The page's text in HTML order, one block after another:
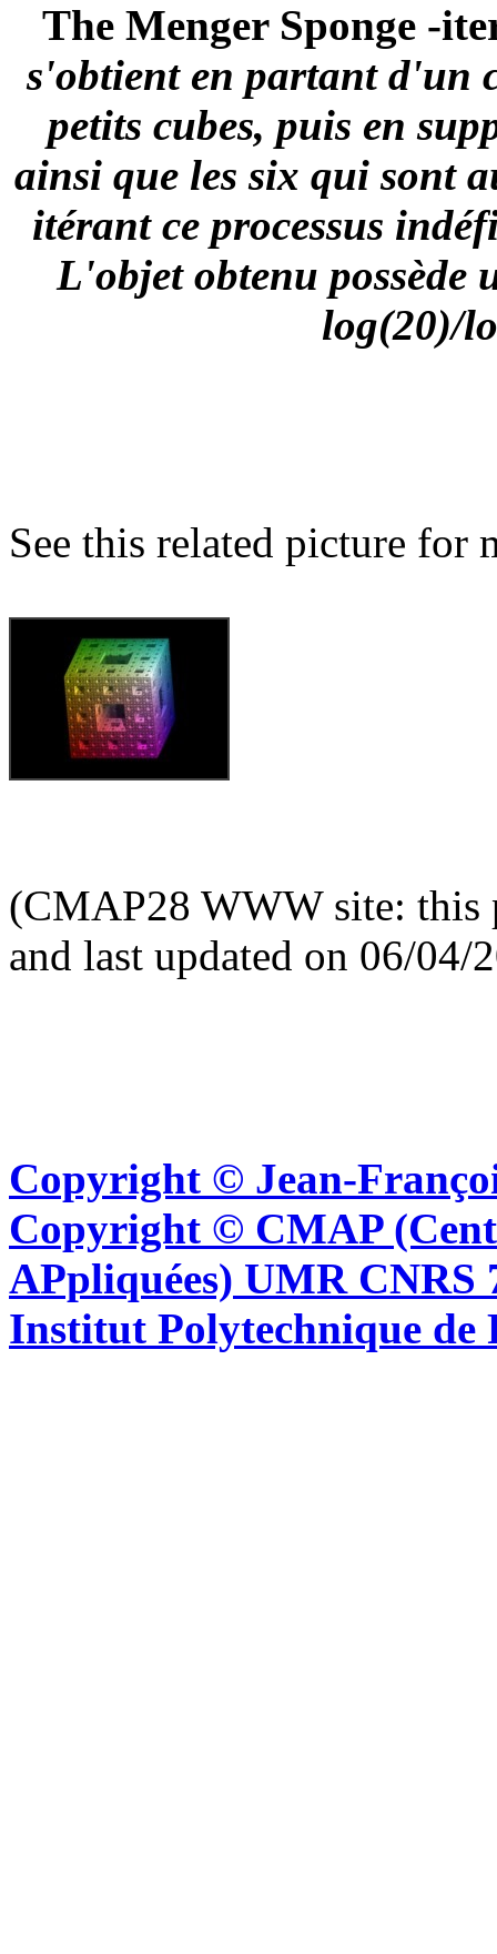
The Menger Sponge -
s'obtient en partant d'un
petits cubes, puis en
ainsi que les six qui sont
itérant ce processus
L'objet obtenu possède
log(20)/
See this related picture for
(CMAP28 WWW site: this
and last updated on 06/04/
Copyright © Jean-
Copyright © CMAP
APpliquées) UMR CNRS
Institut Polytechnique de